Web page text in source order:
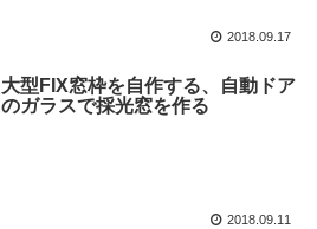
2018.09.17
大型FIX窓枠を自作する、自動ドア
のガラスで採光窓を作る
2018.09.11